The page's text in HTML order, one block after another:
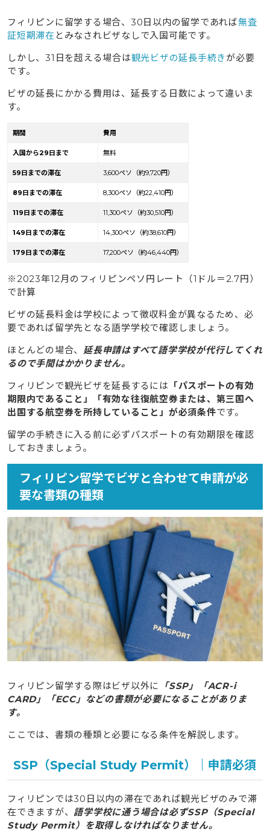
フィリピンに留学する場合、30日以内の留学であれば無査
証短期滞在 とみなされビザなしで入国可能です。
しかし、31日を超える場合は観光ビザの延長手続き が必要
です。
ビザの延長にかかる費用は、延長する日数によって違いま
す。
期間 費用
入国から29日まで 無料
59日までの滞在 3,600ペソ（約9,720円）
89日までの滞在 8,300ペソ（約22,410円）
119日までの滞在 11,300ペソ（約30,510円）
149日までの滞在 14,300ペソ（約38,610円）
179日までの滞在 17,200ペソ（約46,440円）
※2023年12月のフィリピンペソ円レート（1ドル＝2.7円）
で計算
ビザの延長料金は学校によって徴収料金が異なるため、必
要であれば留学先となる語学学校で確認しましょう。
ほとんどの場合、 延長申請はすべて語学学校が代行してくれ
るので手間はかかりません。
フィリピンで観光ビザを延長するには 「パスポートの有効
期限内であること」「有効な往復航空券または、第三国へ
出国する航空券を所持していること」が必須条件です。
留学の手続きに入る前に必ずパスポートの有効期限を確認
しておきましょう。
フィリピン留学でビザと合わせて申請が必
要な書類の種類
フィリピン留学する際はビザ以外に
「SSP」「ACR-i
CARD」「ECC」などの書類が必要になることがありま
す。
ここでは、書類の種類と必要になる条件を解説します。
SSP（Special Study Permit）｜申請必須
フィリピンでは30日以内の滞在であれば観光ビザのみで滞
在できますが、 語学学校に通う場合は必ずSSP（Special
Study Permit）を取得しなければなりません。